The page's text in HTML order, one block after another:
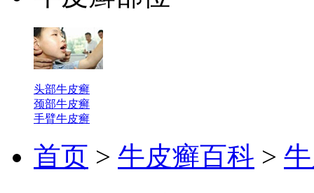
头部牛皮癣
颈部牛皮癣
手臂牛皮癣
首页 > 牛皮癣百科 >